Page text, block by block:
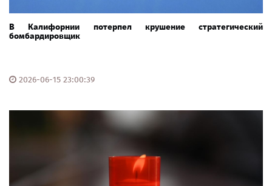
В Калифорнии потерпел крушение стратегический
бомбардировщик
2026-06-15 23:00:39